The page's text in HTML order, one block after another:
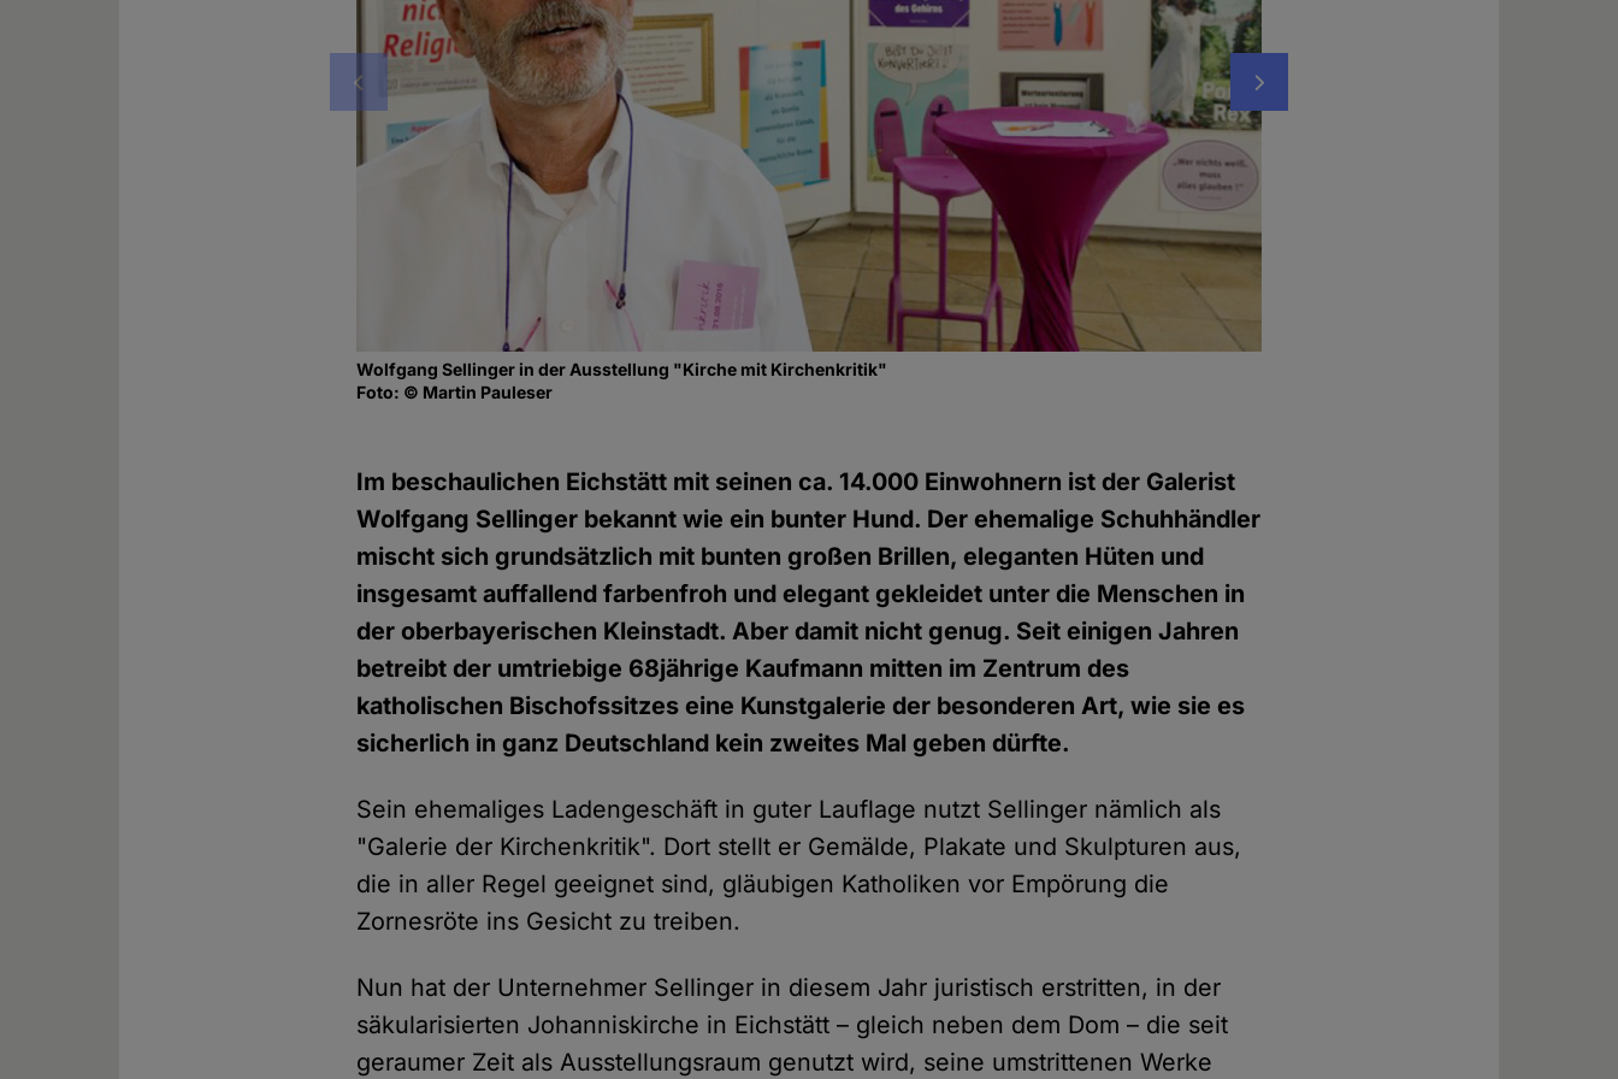
Vorheriges
Wolfgang Sellinger in der Ausstellung "Kirche mit Kirchenkritik"
Foto: © Martin Pauleser
Im beschaulichen Eichstätt mit seinen ca. 14.000 Einwohnern ist der Galerist
Wolfgang Sellinger bekannt wie ein bunter Hund. Der ehemalige Schuhhändler
mischt sich grundsätzlich mit bunten großen Brillen, eleganten Hüten und
insgesamt auffallend farbenfroh und elegant gekleidet unter die Menschen in
der oberbayerischen Kleinstadt. Aber damit nicht genug. Seit einigen Jahren
betreibt der umtriebige 68jährige Kaufmann mitten im Zentrum des
katholischen Bischofssitzes eine Kunstgalerie der besonderen Art, wie sie es
sicherlich in ganz Deutschland kein zweites Mal geben dürfte.
Sein ehemaliges Ladengeschäft in guter Lauflage nutzt Sellinger nämlich als
"Galerie der Kirchenkritik". Dort stellt er Gemälde, Plakate und Skulpturen aus,
die in aller Regel geeignet sind, gläubigen Katholiken vor Empörung die
Zornesröte ins Gesicht zu treiben.
Nun hat der Unternehmer Sellinger in diesem Jahr juristisch erstritten, in der
säkularisierten Johanniskirche in Eichstätt – gleich neben dem Dom – die seit
geraumer Zeit als Ausstellungsraum genutzt wird, seine umstrittenen Werke